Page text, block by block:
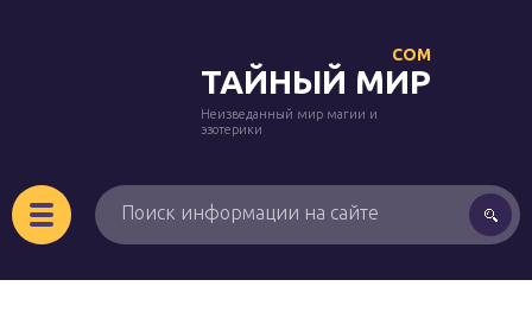
ТАЙНЫЙ МИР
COM
Неизведанный мир магии и
эзотерики